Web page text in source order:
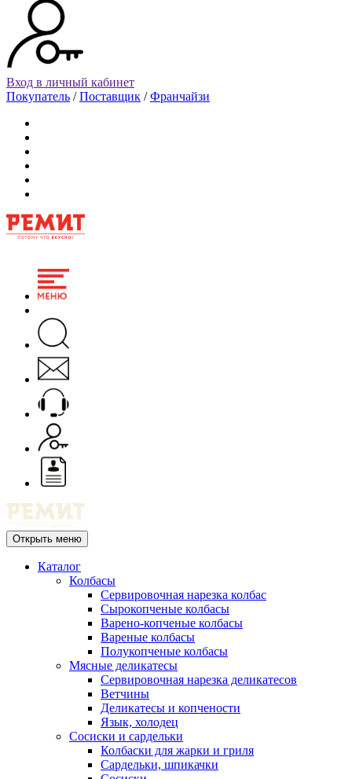
Вход в личный кабинет
Покупатель /Поставщик /Франчайзи
Открыть меню
Каталог
Колбасы
Сервировочная нарезка колбас
Сырокопченые колбасы
Варено-копченые колбасы
Вареные колбасы
Полукопченые колбасы
Мясные деликатесы
Сервировочная нарезка деликатесов
Ветчины
Деликатесы и копчености
Язык, холодец
Сосиски и сардельки
Колбаски для жарки и гриля
Сардельки, шпикачки